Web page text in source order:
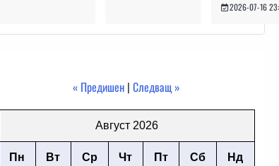
2026-07-16
« Предишен |Следващ »
Август 2026
Пн Вт Ср Чт Пт Сб Нд